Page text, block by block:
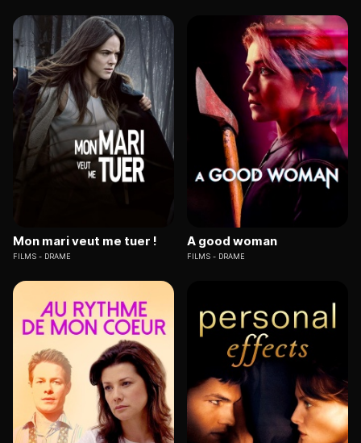
Mon mari veut me tuer !
FILMS DRAME
A good woman
FILMS DRAME